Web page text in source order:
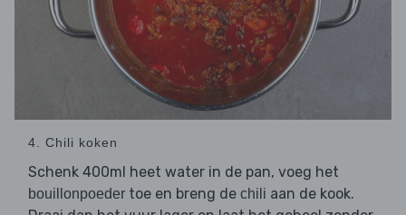
4. Chili koken
Schenk 400ml heet water in de pan, voeg het
bouillonpoeder toe en breng de chili aan de kook.